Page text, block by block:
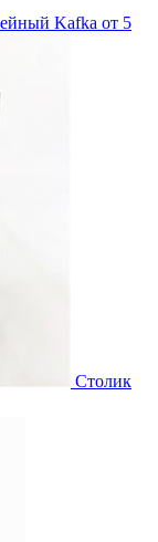
Kafka от 5
Столик